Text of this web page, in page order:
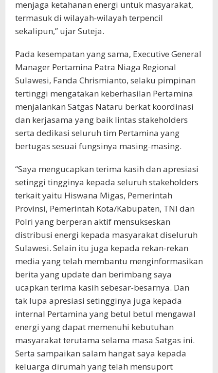
menjaga ketahanan energi untuk masyarakat,
termasuk di wilayah-wilayah terpencil
sekalipun,” ujar Suteja.
Pada kesempatan yang sama, Executive General
Manager Pertamina Patra Niaga Regional
Sulawesi, Fanda Chrismianto, selaku pimpinan
tertinggi mengatakan keberhasilan Pertamina
menjalankan Satgas Nataru berkat koordinasi
dan kerjasama yang baik lintas stakeholders
serta dedikasi seluruh tim Pertamina yang
bertugas sesuai fungsinya masing-masing.
“Saya mengucapkan terima kasih dan apresiasi
setinggi tingginya kepada seluruh stakeholders
terkait yaitu Hiswana Migas, Pemerintah
Provinsi, Pemerintah Kota/Kabupaten, TNI dan
Polri yang berperan aktif mensukseskan
distribusi energi kepada masyarakat diseluruh
Sulawesi. Selain itu juga kepada rekan-rekan
media yang telah membantu menginformasikan
berita yang update dan berimbang saya
ucapkan terima kasih sebesar-besarnya. Dan
tak lupa apresiasi setingginya juga kepada
internal Pertamina yang betul betul mengawal
energi yang dapat memenuhi kebutuhan
masyarakat terutama selama masa Satgas ini.
Serta sampaikan salam hangat saya kepada
keluarga dirumah yang telah mensuport